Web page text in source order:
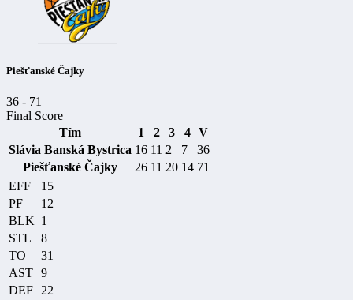
Piešťanské Čajky
36 - 71
Final Score
Tím
1 2 3 4 V
Slávia Banská Bystrica 16 11 2 7
36
Piešťanské Čajky
26 11 20 14 71
EFF
15
PF
12
BLK 1
STL
8
TO
31
AST 9
DEF
22